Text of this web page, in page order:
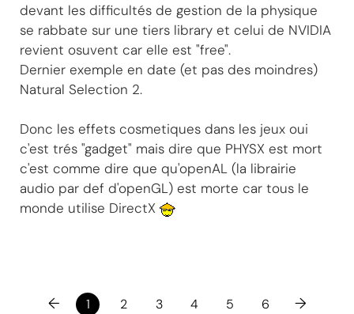
devant les difficultés de gestion de la physique
se rabbate sur une tiers library et celui de NVIDIA
revient osuvent car elle est "free".
Dernier exemple en date (et pas des moindres)
Natural Selection 2.
Donc les effets cosmetiques dans les jeux oui
c'est trés "gadget" mais dire que PHYSX est mort
c'est comme dire que qu'openAL (la librairie
audio par def d'openGL) est morte car tous le
monde utilise DirectX
← 1 2 3 4 5 6 →